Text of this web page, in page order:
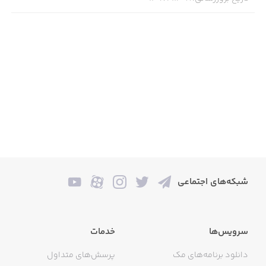
شبکه‌های اجتماعی
سرویس‌ها
دانلود برنامه‌های مک
خدمات
پرسش‌های متداول